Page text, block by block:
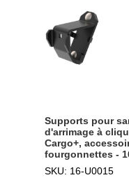
Supports pour
d'arrimage à
Cargo+,
fourgonnettes -
SKU: 16-U0015